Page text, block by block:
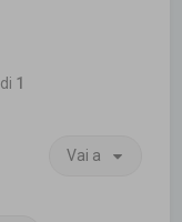
di 1
Vai a